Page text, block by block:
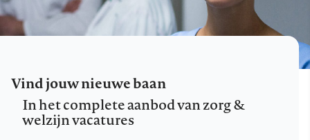
Vind jouw nieuwe baan
In het complete aanbod van zorg &
welzijn vacatures